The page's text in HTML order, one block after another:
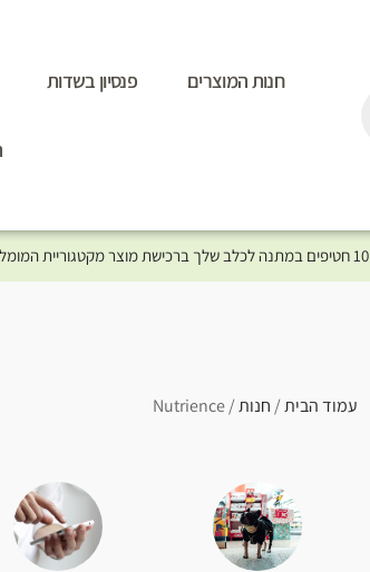
חנות המוצרים פנסיון בשדות
10 חטיפים במתנה לכלב שלך ברכישת מוצר מקטגוריית המומלצים ⤎ לחצו כאן למוצרים המומלצים לכלב
עמוד הבית/חנות/ Nutrience